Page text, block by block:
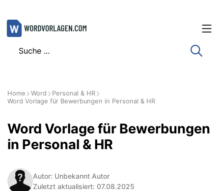
Zum
Inhalt
Home Word
Personal & HR
Word Vorlage für Bewerbungen in Personal & HR
Word Vorlage für Bewerbungen
in Personal & HR
Autor: Unbekannt Autor
Zuletzt aktualisiert: 07.08.2025